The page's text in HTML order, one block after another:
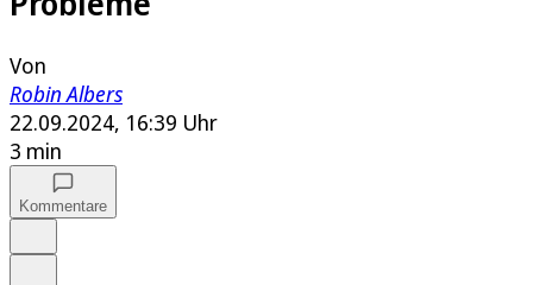
Von
Robin Albers
22.09.2024, 16:39 Uhr
3 min
Kommentare